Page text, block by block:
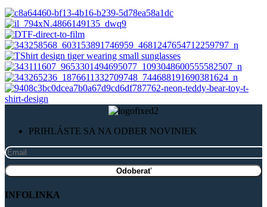
PRIHLÁSTE SA NA ODBER NOVINIEK
INFOLINKA